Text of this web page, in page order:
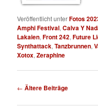
Veröffentlicht unterFotos
Amphi Festival,Calva Y
Lakaien,Front 242,Future
Synthattack,Tanzbrunnen,
Xotox,Zeraphine
Beitragsnavigation
← Ältere Beiträge